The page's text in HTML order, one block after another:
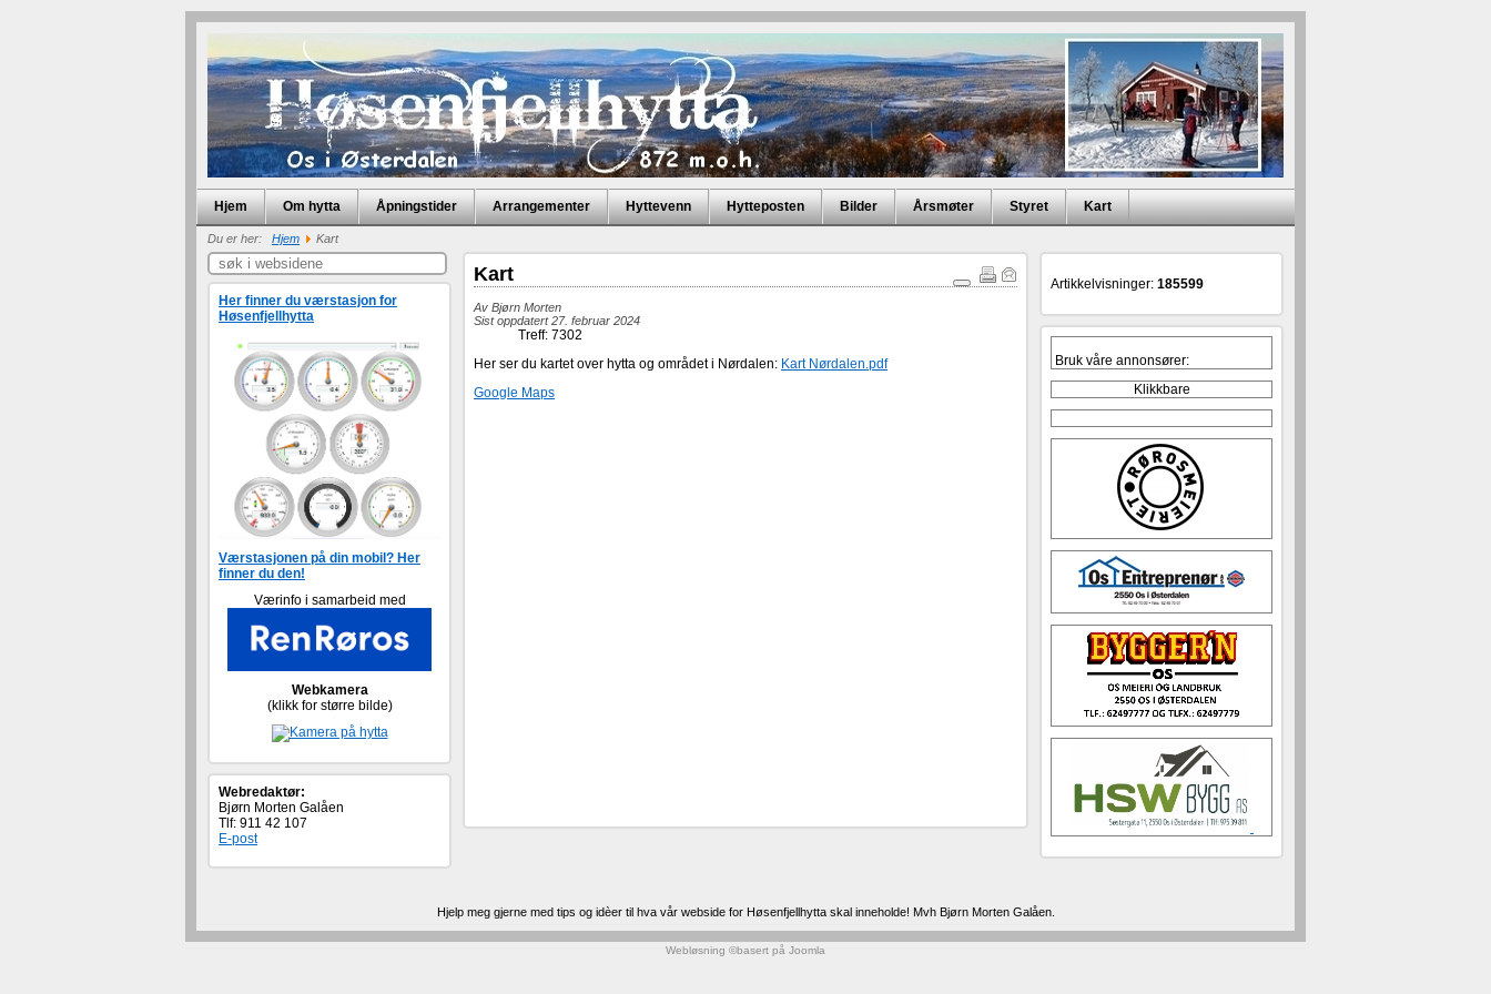
Hjem Om hytta Åpningstider Arrangementer Hyttevenn Hytteposten Bilder Årsmøter Styret Kart
Du er her: Hjem Kart
Her finner du værstasjon for
Høsenfjellhytta
Værstasjonen på din mobil? Her
finner du den!
Værinfo i samarbeid med
Webkamera
(klikk for større bilde)
Webredaktør:
Bjørn Morten Galåen
Tlf: 911 42 107
E-post
Kart Utskrift
E-
post
Av Bjørn Morten
Sist oppdatert 27. februar 2024
Treff: 7302
Her ser du kartet over hytta og området i Nørdalen: Kart Nørdalen.pdf
Google Maps
Artikkelvisninger 185599
Bruk våre annonsører:
Klikkbare
Hjelp meg gjerne med tips og idèer til hva vår webside for Høsenfjellhytta skal inneholde! Mvh Bjørn Morten Galåen.
Webløsning ©basert på Joomla